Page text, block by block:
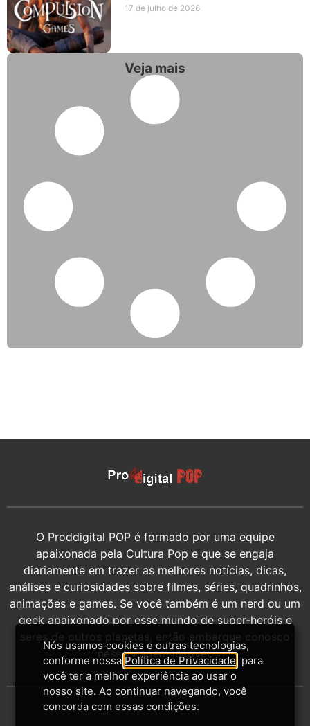
17 de julho de 2026
Veja mais
O Proddigital POP é formado por uma equipe
apaixonada pela Cultura Pop e que se engaja
diariamente em trazer as melhores notícias, dicas,
análises e curiosidades sobre filmes, séries, quadrinhos,
animações e games. Se você também é um nerd ou um
geek apaixonado por esse mundo de super-heróis e
seres de outros planetas, então embarque conosco
nessa viagem incrível.
Nós usamos cookies e outras tecnologias,
conforme nossa Política de Privacidade , para
você ter a melhor experiência ao usar o
nosso site. Ao continuar navegando, você
concorda com essas condições.